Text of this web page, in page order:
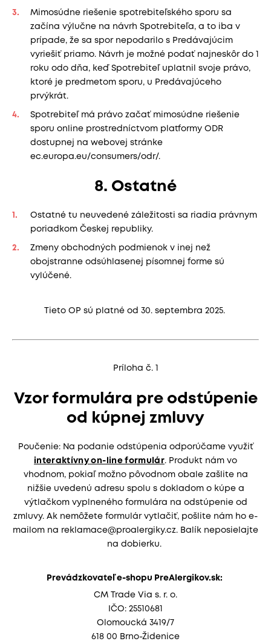
Mimosúdne riešenie spotrebiteľského sporu sa
začína výlučne na návrh Spotrebiteľa, a to iba v
prípade, že sa spor nepodarilo s Predávajúcim
vyriešiť priamo. Návrh je možné podať najneskôr do 1
roku odo dňa, keď Spotrebiteľ uplatnil svoje právo,
ktoré je predmetom sporu, u Predávajúceho
prvýkrát.
Spotrebiteľ má právo začať mimosúdne riešenie
sporu online prostredníctvom platformy ODR
dostupnej na webovej stránke
ec.europa.eu/consumers/odr/.
8. Ostatné
Ostatné tu neuvedené záležitosti sa riadia právnym
poriadkom Českej republiky.
Zmeny obchodných podmienok v inej než
obojstranne odsúhlasenej písomnej forme sú
vylúčené.
Tieto OP sú platné od 30. septembra 2025.
Príloha č. 1
Vzor formulára pre odstúpenie
od kúpnej zmluvy
Poučenie: Na podanie odstúpenia odporúčame využiť
interaktívny on-line formulár. Produkt nám vo
vhodnom, pokiaľ možno pôvodnom obale zašlite na
nižšie uvedenú adresu spolu s dokladom o kúpe a
výtlačkom vyplneného formulára na odstúpenie od
zmluvy. Ak nemôžete formulár vytlačiť, pošlite nám ho e-
mailom na reklamace@proalergiky.cz. Balík neposielajte
na dobierku.
Prevádzkovateľ e-shopu PreAlergikov.sk:
CM Trade Via s. r. o.
IČO: 25510681
Olomoucká 3419/7
618 00 Brno-Židenice